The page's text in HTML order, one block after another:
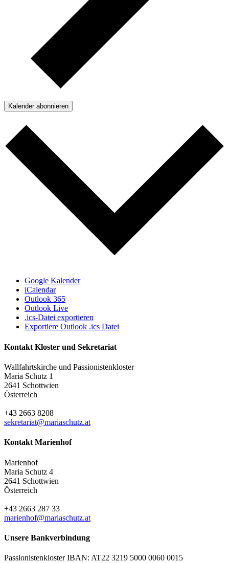
Kalender abonnieren
Google Kalender
iCalendar
Outlook 365
Outlook Live
.ics-Datei exportieren
Exportiere Outlook .ics Datei
Kontakt Kloster und Sekretariat
Wallfahrtskirche und Passionistenkloster
Maria Schutz 1
2641 Schottwien
Österreich
+43 2663 8208
sekretariat@mariaschutz.at
Kontakt Marienhof
Marienhof
Maria Schutz 4
2641 Schottwien
Österreich
+43 2663 287 33
marienhof@mariaschutz.at
Unsere Bankverbindung
Passionistenkloster IBAN: AT22 3219 5000 0060 0015